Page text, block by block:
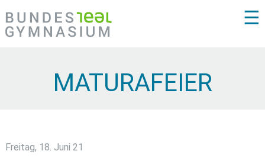
☰
MATURAFEIER
Freitag, 18. Juni 21